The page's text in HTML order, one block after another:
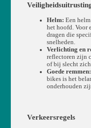
Helm: Een
het hoofd. Voor
dragen die
snelheden.
Verlichting en
reflectoren zijn
of bij slecht
Goede remmen:
bikes is het
onderhouden
Verkeersregels